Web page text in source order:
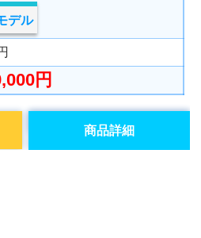
デル
円
商品詳細